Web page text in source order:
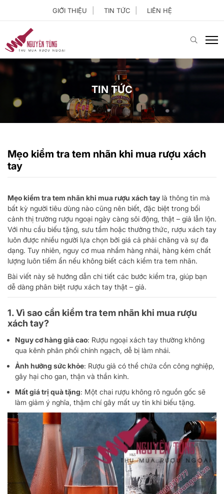
GIỚI THIỆU TIN TỨC LIÊN HỆ
TIN TỨC
Mẹo kiểm tra tem nhãn khi mua rượu xách
tay
Mẹo kiểm tra tem nhãn khi mua rượu xách tay là thông tin mà
bất kỳ người tiêu dùng nào cũng nên biết, đặc biệt trong bối
cảnh thị trường rượu ngoại ngày càng sôi động, thật – giả lẫn lộn.
Với nhu cầu biếu tặng, sưu tầm hoặc thưởng thức, rượu xách tay
luôn được nhiều người lựa chọn bởi giá cả phải chăng và sự đa
dạng. Tuy nhiên, nguy cơ mua nhầm hàng nhái, hàng kém chất
lượng luôn tiềm ẩn nếu không biết cách kiểm tra tem nhãn.
Bài viết này sẽ hướng dẫn chi tiết các bước kiểm tra, giúp bạn
dễ dàng phân biệt rượu xách tay thật – giả.
1. Vì sao cần kiểm tra tem nhãn khi mua rượu
xách tay?
Nguy cơ hàng giả cao: Rượu ngoại xách tay thường không
qua kênh phân phối chính ngạch, dễ bị làm nhái.
Ảnh hưởng sức khỏe: Rượu giả có thể chứa cồn công nghiệp,
gây hại cho gan, thận và thần kinh.
Mất giá trị quà tặng: Một chai rượu không rõ nguồn gốc sẽ
làm giảm ý nghĩa, thậm chí gây mất uy tín khi biếu tặng.